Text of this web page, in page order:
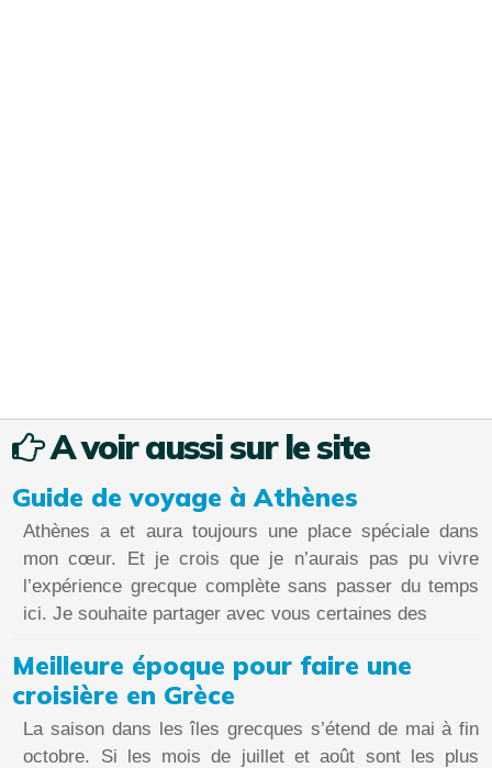
A voir aussi sur le site
Guide de voyage à Athènes
Athènes a et aura toujours une place spéciale dans
mon cœur. Et je crois que je n’aurais pas pu vivre
l’expérience grecque complète sans passer du temps
ici. Je souhaite partager avec vous certaines des
Meilleure époque pour faire une
croisière en Grèce
La saison dans les îles grecques s’étend de mai à fin
octobre. Si les mois de juillet et août sont les plus